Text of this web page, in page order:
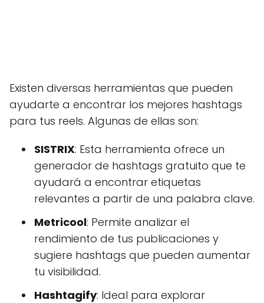
Existen diversas herramientas que pueden
ayudarte a encontrar los mejores hashtags
para tus reels. Algunas de ellas son:
SISTRIX: Esta herramienta ofrece un
generador de hashtags gratuito que te
ayudará a encontrar etiquetas
relevantes a partir de una palabra clave.
Metricool: Permite analizar el
rendimiento de tus publicaciones y
sugiere hashtags que pueden aumentar
tu visibilidad.
Hashtagify: Ideal para explorar